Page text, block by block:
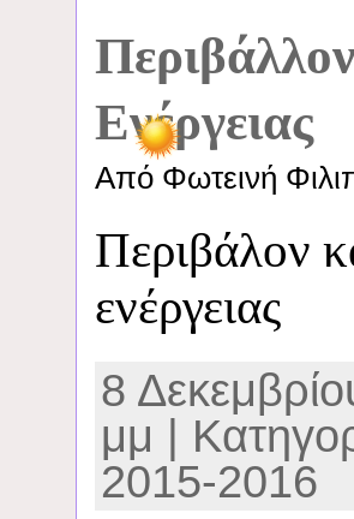
Ενέργειας
Από Φωτεινή
Περιβάλον
ενέργειας
8
μμ |
2015-2016